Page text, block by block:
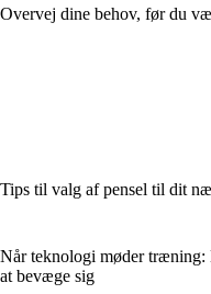
Overvej dine behov, før du
Tips til valg af pensel til dit
Når teknologi møder træning:
at bevæge sig